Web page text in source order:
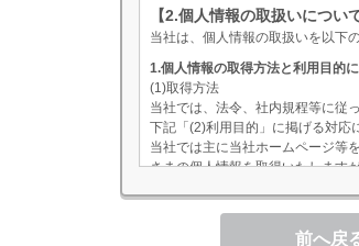
【2.個人情報の取扱いについて
当社は、個人情報の取扱いを以下
1.個人情報の取得方法と利用目的
(1)取得方法
当社では、法令、社内規程等に従
下記「(2)利用目的」に掲げる対応
当社では主に当社ホームページ等
さまの個人情報を取得いたします
当社が取扱う個人情報とその利用
前へ戻